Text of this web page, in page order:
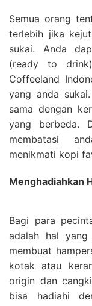
Semua orang
terlebih jika
sukai. Anda
(ready to
Coffeeland
yang anda
sama dengan
yang berbeda.
membatasi
menikmati kopi
Menghadiahkan
Bagi para
adalah hal yang
membuat
kotak atau
origin dan
bisa hadiahi